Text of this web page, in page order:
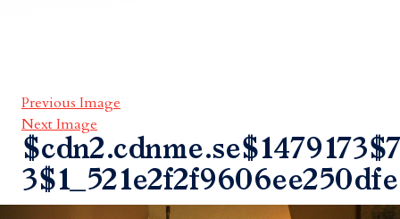
Previous Image
Next Image